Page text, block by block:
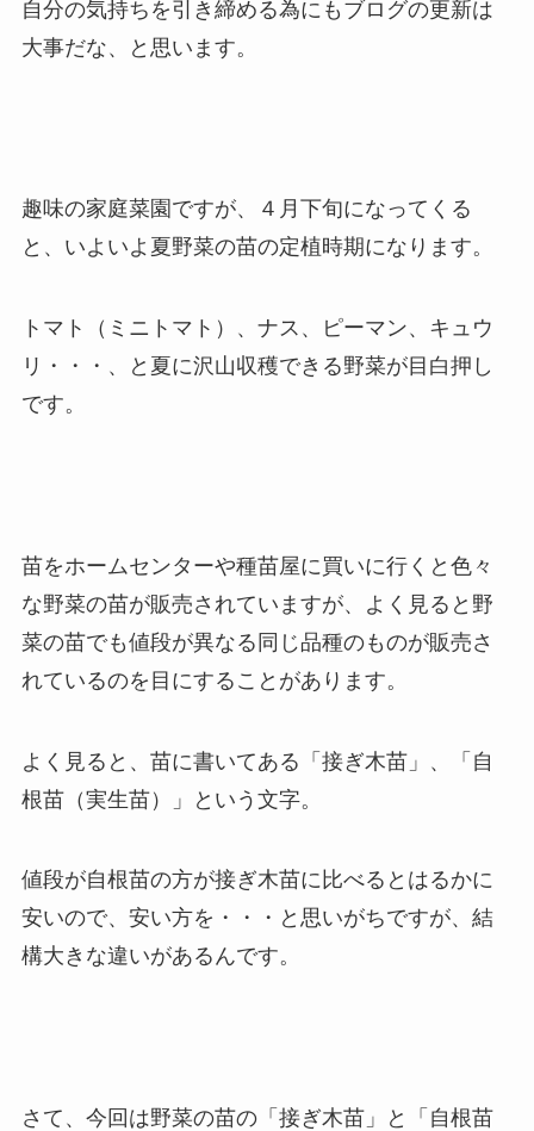
自分の気持ちを引き締める為にもブログの更新は
大事だな、と思います。
趣味の家庭菜園ですが、４月下旬になってくる
と、いよいよ夏野菜の苗の定植時期になります。
トマト（ミニトマト）、ナス、ピーマン、キュウ
リ・・・、と夏に沢山収穫できる野菜が目白押し
です。
苗をホームセンターや種苗屋に買いに行くと色々
な野菜の苗が販売されていますが、よく見ると野
菜の苗でも値段が異なる同じ品種のものが販売さ
れているのを目にすることがあります。
よく見ると、苗に書いてある「接ぎ木苗」、「自
根苗（実生苗）」という文字。
値段が自根苗の方が接ぎ木苗に比べるとはるかに
安いので、安い方を・・・と思いがちですが、結
構大きな違いがあるんです。
さて、今回は野菜の苗の「接ぎ木苗」と「自根苗